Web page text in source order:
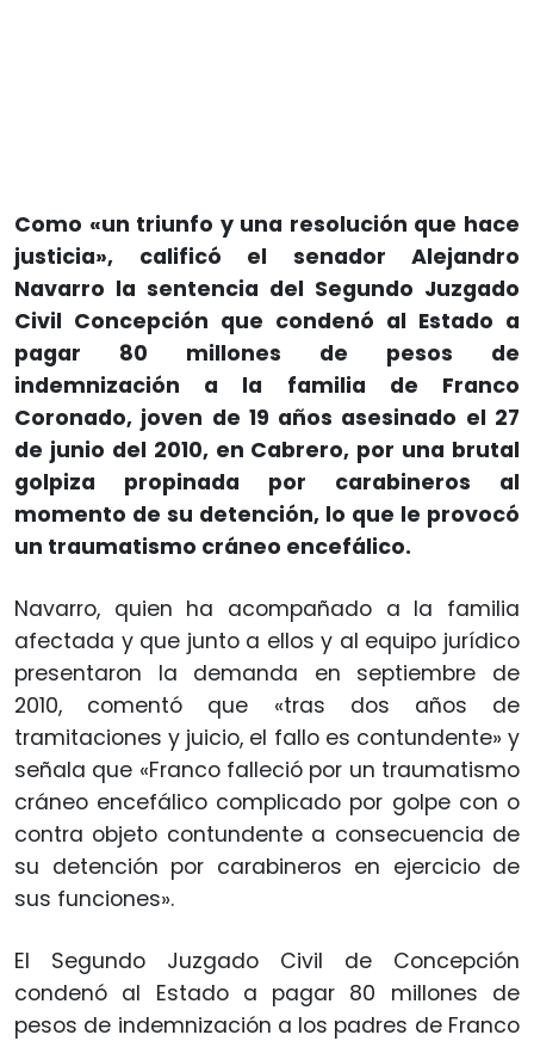
Como «un triunfo y una resolución que hace
justicia», calificó el senador Alejandro
Navarro la sentencia del Segundo Juzgado
Civil Concepción que condenó al Estado a
pagar 80 millones de pesos de
indemnización a la familia de Franco
Coronado, joven de 19 años asesinado el 27
de junio del 2010, en Cabrero, por una brutal
golpiza propinada por carabineros al
momento de su detención, lo que le provocó
un traumatismo cráneo encefálico.
Navarro, quien ha acompañado a la familia
afectada y que junto a ellos y al equipo jurídico
presentaron la demanda en septiembre de
2010, comentó que «tras dos años de
tramitaciones y juicio, el fallo es contundente» y
señala que «Franco falleció por un traumatismo
cráneo encefálico complicado por golpe con o
contra objeto contundente a consecuencia de
su detención por carabineros en ejercicio de
sus funciones».
El Segundo Juzgado Civil de Concepción
condenó al Estado a pagar 80 millones de
pesos de indemnización a los padres de Franco